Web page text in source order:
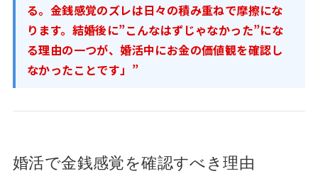
る。金銭感覚のズレは日々の積み重ねで摩擦にな
ります。結婚後に”こんなはずじゃなかった”にな
る理由の一つが、婚活中にお金の価値観を確認し
なかったことです」”
婚活で金銭感覚を確認すべき理由